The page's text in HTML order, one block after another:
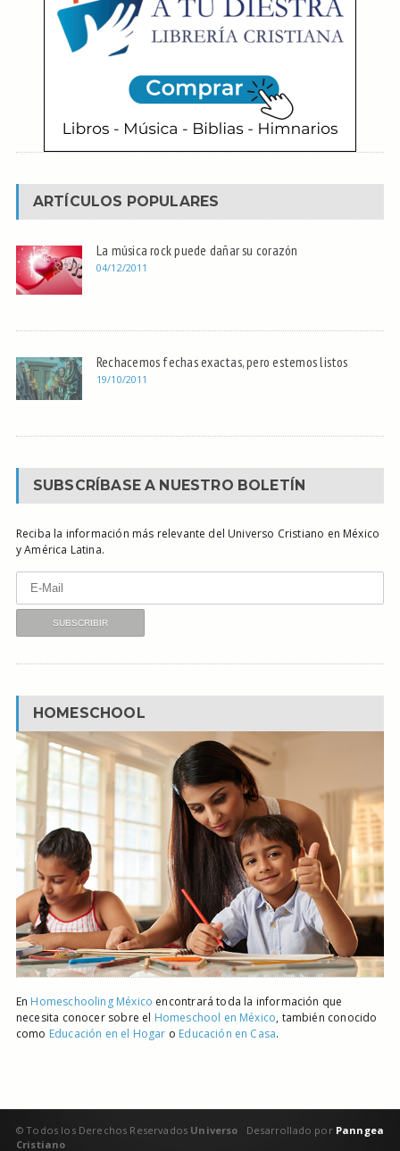
ARTÍCULOS POPULARES
La música rock puede dañar su corazón
04/12/2011
Rechacemos fechas exactas, pero estemos listos
19/10/2011
SUBSCRÍBASE A NUESTRO BOLETÍN
Reciba la información más relevante del Universo Cristiano en México
y América Latina.
HOMESCHOOL
En Homeschooling México encontrará toda la información que
necesita conocer sobre el Homeschool en México, también conocido
como Educación en el Hogar o Educación en Casa.
Desarrollado porPanngea
© Todos los Derechos Reservados Universo
Cristiano